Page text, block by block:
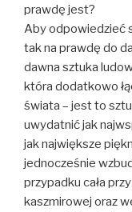
prawdę jest?
Aby odpowiedzieć
tak na prawdę do
dawna sztuka
która dodatkowo
świata – jest to
uwydatnić jak
jak największe
jednocześnie
przypadku cała
kaszmirowej oraz